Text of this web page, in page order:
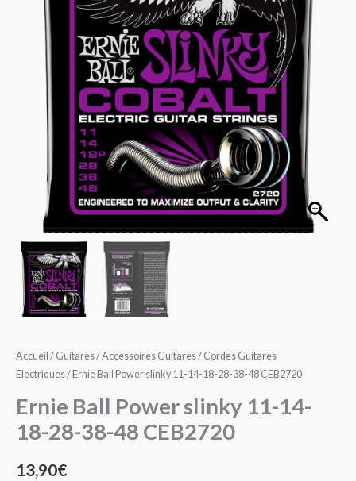
Accueil / Guitares/Accessoires Guitares/ Cordes Guitares
Electriques/ Ernie Ball Power slinky 11-14-18-28-38-48 CEB2720
Ernie Ball Power slinky 11-14-
18-28-38-48 CEB2720
13,90€